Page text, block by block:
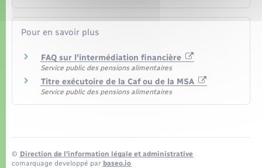
Pour en savoir plus
FAQ sur l'intermédiation financière
Service public des pensions alimentaires
Titre exécutoire de la Caf ou de la MSA
Service public des pensions alimentaires
© Direction de l’information légale et administrative
comarquage developpé par baseo.io